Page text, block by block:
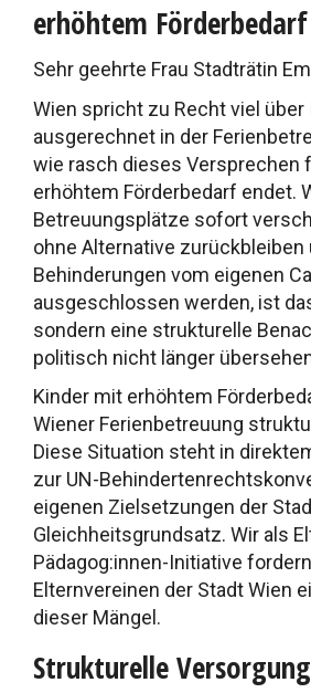
erhöhtem Förderbedarf
Sehr geehrte Frau Stadträtin
Wien spricht zu Recht viel
ausgerechnet in der
wie rasch dieses Versprechen
erhöhtem Förderbedarf endet.
Betreuungsplätze sofort
ohne Alternative zurückbleiben
Behinderungen vom eigenen
ausgeschlossen werden, ist
sondern eine strukturelle
politisch nicht länger
Kinder mit erhöhtem
Wiener Ferienbetreuung
Diese Situation steht in
zur UN-
eigenen Zielsetzungen der
Gleichheitsgrundsatz. Wir als
Pädagog:innen-Initiative
Elternvereinen der Stadt Wien
dieser Mängel.
Strukturelle